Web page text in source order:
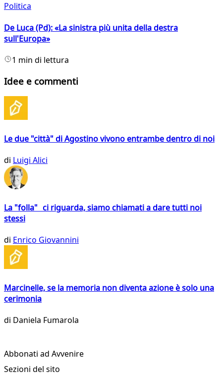
Politica
De Luca (Pd): «La sinistra più unita della destra
sull'Europa»
1 min di lettura
Idee e commenti
Le due "città" di Agostino vivono entrambe dentro di noi
di Luigi Alici
La "folla" ci riguarda, siamo chiamati a dare tutti noi
stessi
di Enrico Giovannini
Marcinelle, se la memoria non diventa azione è solo una
cerimonia
di Daniela Fumarola
Abbonati ad Avvenire
Sezioni del sito